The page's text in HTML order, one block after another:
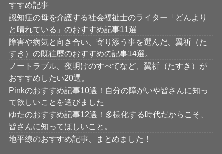
すすめ記事
認知症の母を介護する社会福祉士のライター「どんより
と晴れている」のおすすめ記事11選
障害や病気と向き合い、寄り添う事を選んだ、翼祈（た
すき）の既往歴のおすすめの記事14選。
ノートラブル、夜明けのすべてなど、翼祈（たすき）が
おすすめしたい20選。
Pinkのおすすめ記事10選！自分の障がいや皆さんに知っ
て欲しいことを選びました
ゆたのおすすめ記事12選！多様化する時代だからこそ、
皆さんに知ってほしいこと。
地平線のおすすめ記事、まとめました！